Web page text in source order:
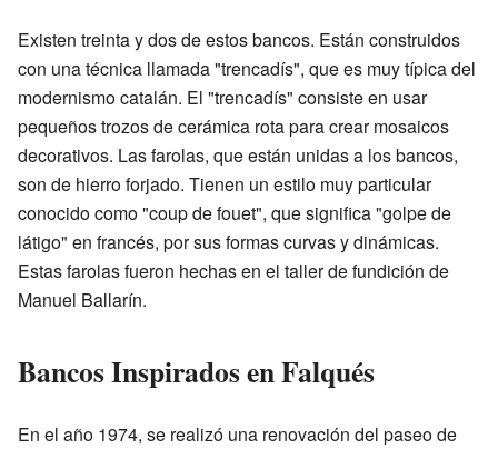
Existen treinta y dos de estos bancos. Están construidos
con una técnica llamada "trencadís", que es muy típica del
modernismo catalán. El "trencadís" consiste en usar
pequeños trozos de cerámica rota para crear mosaicos
decorativos. Las farolas, que están unidas a los bancos,
son de hierro forjado. Tienen un estilo muy particular
conocido como "coup de fouet", que significa "golpe de
látigo" en francés, por sus formas curvas y dinámicas.
Estas farolas fueron hechas en el taller de fundición de
Manuel Ballarín.
Bancos Inspirados en Falqués
En el año 1974, se realizó una renovación del paseo de